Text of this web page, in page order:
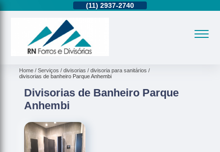
(11)2937-2740
Home Serviços divisorias
divisoria para sanitários
divisorias de banheiro Parque Anhembi
Divisorias de Banheiro Parque
Anhembi